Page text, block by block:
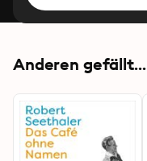
Anderen gefällt...